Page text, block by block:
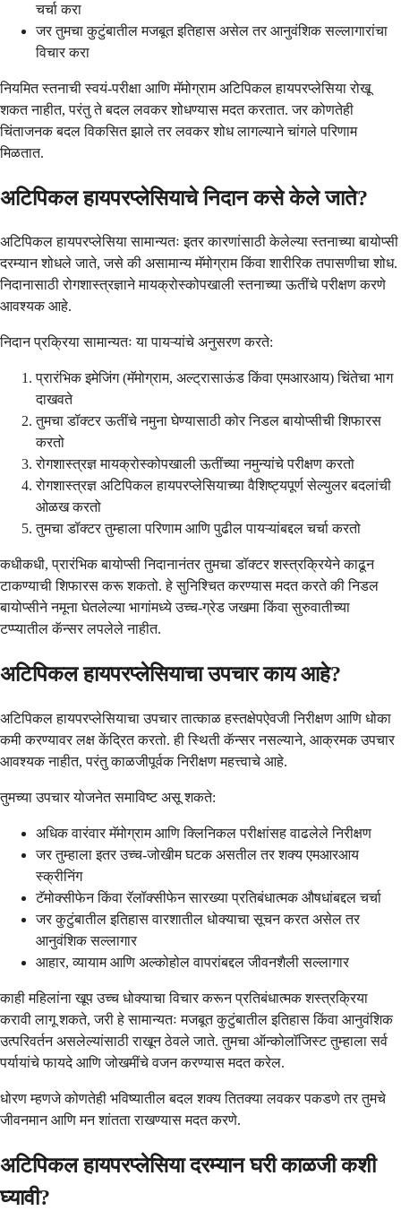
चर्चा करा
जर तुमचा कुटुंबातील मजबूत इतिहास असेल तर आनुवंशिक सल्लागारांचा
विचार करा
नियमित स्तनाची स्वयं-परीक्षा आणि मॅमोग्राम अटिपिकल हायपरप्लेसिया रोखू
शकत नाहीत, परंतु ते बदल लवकर शोधण्यास मदत करतात. जर कोणतेही
चिंताजनक बदल विकसित झाले तर लवकर शोध लागल्याने चांगले परिणाम
मिळतात.
अटिपिकल हायपरप्लेसियाचे निदान कसे केले जाते?
अटिपिकल हायपरप्लेसिया सामान्यतः इतर कारणांसाठी केलेल्या स्तनाच्या बायोप्सी
दरम्यान शोधले जाते, जसे की असामान्य मॅमोग्राम किंवा शारीरिक तपासणीचा शोध.
निदानासाठी रोगशास्त्रज्ञाने मायक्रोस्कोपखाली स्तनाच्या ऊतींचे परीक्षण करणे
आवश्यक आहे.
निदान प्रक्रिया सामान्यतः या पायऱ्यांचे अनुसरण करते:
प्रारंभिक इमेजिंग (मॅमोग्राम, अल्ट्रासाऊंड किंवा एमआरआय) चिंतेचा भाग
दाखवते
तुमचा डॉक्टर ऊतींचे नमुना घेण्यासाठी कोर निडल बायोप्सीची शिफारस
करतो
रोगशास्त्रज्ञ मायक्रोस्कोपखाली ऊतींच्या नमुन्यांचे परीक्षण करतो
रोगशास्त्रज्ञ अटिपिकल हायपरप्लेसियाच्या वैशिष्ट्यपूर्ण सेल्युलर बदलांची
ओळख करतो
तुमचा डॉक्टर तुम्हाला परिणाम आणि पुढील पायऱ्यांबद्दल चर्चा करतो
कधीकधी, प्रारंभिक बायोप्सी निदानानंतर तुमचा डॉक्टर शस्त्रक्रियेने काढून
टाकण्याची शिफारस करू शकतो. हे सुनिश्चित करण्यास मदत करते की निडल
बायोप्सीने नमूना घेतलेल्या भागांमध्ये उच्च-ग्रेड जखमा किंवा सुरुवातीच्या
टप्प्यातील कॅन्सर लपलेले नाहीत.
अटिपिकल हायपरप्लेसियाचा उपचार काय आहे?
अटिपिकल हायपरप्लेसियाचा उपचार तात्काळ हस्तक्षेपऐवजी निरीक्षण आणि धोका
कमी करण्यावर लक्ष केंद्रित करतो. ही स्थिती कॅन्सर नसल्याने, आक्रमक उपचार
आवश्यक नाहीत, परंतु काळजीपूर्वक निरीक्षण महत्त्वाचे आहे.
तुमच्या उपचार योजनेत समाविष्ट असू शकते:
अधिक वारंवार मॅमोग्राम आणि क्लिनिकल परीक्षांसह वाढलेले निरीक्षण
जर तुम्हाला इतर उच्च-जोखीम घटक असतील तर शक्य एमआरआय
स्क्रीनिंग
टॅमोक्सीफेन किंवा रॅलॉक्सीफेन सारख्या प्रतिबंधात्मक औषधांबद्दल चर्चा
जर कुटुंबातील इतिहास वारशातील धोक्याचा सूचन करत असेल तर
आनुवंशिक सल्लागार
आहार, व्यायाम आणि अल्कोहोल वापरांबद्दल जीवनशैली सल्लागार
काही महिलांना खूप उच्च धोक्याचा विचार करून प्रतिबंधात्मक शस्त्रक्रिया
करावी लागू शकते, जरी हे सामान्यतः मजबूत कुटुंबातील इतिहास किंवा आनुवंशिक
उत्परिवर्तन असलेल्यांसाठी राखून ठेवले जाते. तुमचा ऑन्कोलॉजिस्ट तुम्हाला सर्व
पर्यायांचे फायदे आणि जोखमींचे वजन करण्यास मदत करेल.
धोरण म्हणजे कोणतेही भविष्यातील बदल शक्य तितक्या लवकर पकडणे तर तुमचे
जीवनमान आणि मन शांतता राखण्यास मदत करणे.
अटिपिकल हायपरप्लेसिया दरम्यान घरी काळजी कशी
घ्यावी?